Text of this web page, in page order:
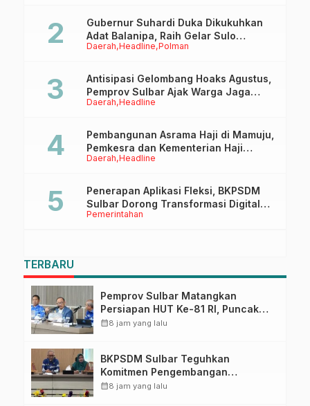
Daerah Headline Polman
Gubernur Suhardi Duka Dikukuhkan
Adat Balanipa, Raih Gelar Sulo
Tappidena
Daerah Headline
Antisipasi Gelombang Hoaks Agustus,
Pemprov Sulbar Ajak Warga Jaga
Ruang Digital
Daerah Headline
Pembangunan Asrama Haji di Mamuju,
Pemkesra dan Kementerian Haji
Sulbar Tinjau Lokasi
Pemerintahan
Penerapan Aplikasi Fleksi, BKPSDM
Sulbar Dorong Transformasi Digital
Sistem Kehadiran ASN
TERBARU
Pemprov Sulbar Matangkan
Persiapan HUT Ke-81 RI, Puncak
Upacara di Lapangan Ahmad
calendar_month8 jam yang lalu
BKPSDM Sulbar Teguhkan
Komitmen Pengembangan
Kompetensi ASN melalui
calendar_month8 jam yang lalu